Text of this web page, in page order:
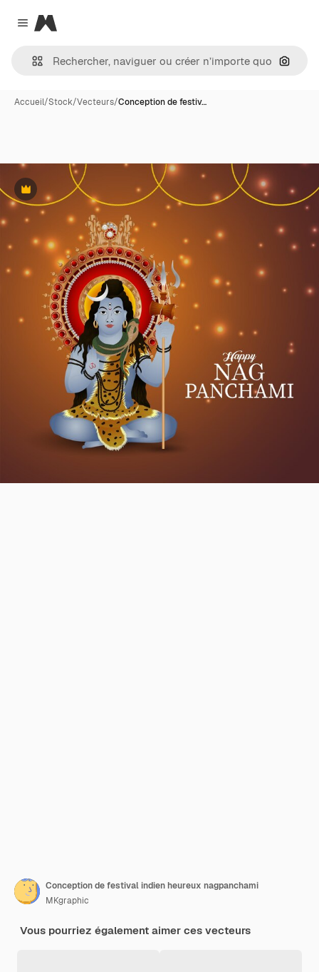
Close menu
Magnific
Accueil/Stock/Vecteurs/Conception de festiv…
Premium
Conception de festival indien heureux nagpanchami
MKgraphic
Vous pourriez également aimer ces vecteurs